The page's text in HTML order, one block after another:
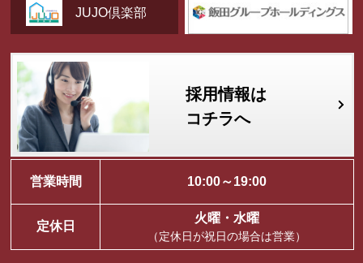
JUJO倶楽部
採用情報は
コチラへ
営業時間 10:00～19:00
定休日
火曜・水曜
（定休日が祝日の場合は営業）